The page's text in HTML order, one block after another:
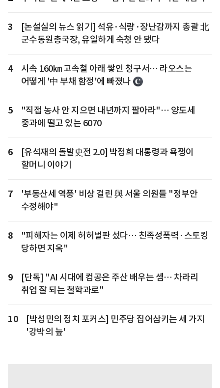
3
[논설실의 뉴스 읽기] 석유·식량·장난감까지 총괄 北
군수동원총국장, 유일하게 숙청 안 됐다
4
시속 160㎞ 고속철 아래 쌓인 청구서… 라오스는
어떻게 '中 부채 함정'에 빠졌나
5
"직접 농사 안 지으면 내년까지 팔아라"… 양도세
중과에 떨고 있는 6070
6
[유석재의 돌발史전 2.0] 박정희 대통령과 욕쟁이
할머니 이야기
7
'부동산세 역풍' 비상 걸린 與 서울 의원들 "정부안
수정해야"
8
"피해자는 이제 허허벌판 섰다… 친족성폭력·스토킹
당하면 지옥"
9
[단독] "AI 시대에 컴공은 주산 배우는 셈… 차라리
취업 잘 되는 철학과로"
10
[박성민의 정치 포커스] 민주당 집어삼키는 세 가지
'강박의 늪'